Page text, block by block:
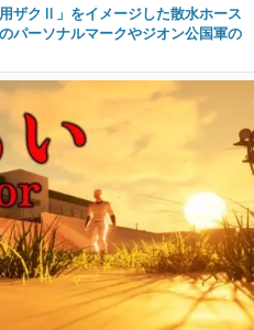
ザクⅡ」をイメージした散水ホース
パーソナルマークやジオン公国軍の